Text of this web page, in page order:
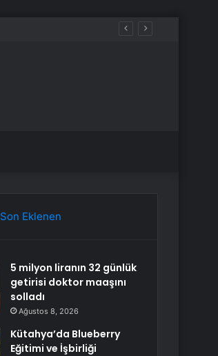
Son Eklenen
5 milyon liranın 32 günlük
getirisi doktor maaşını
solladı
Ağustos 8, 2026
Kütahya’da Blueberry
Eğitimi ve İşbirliği